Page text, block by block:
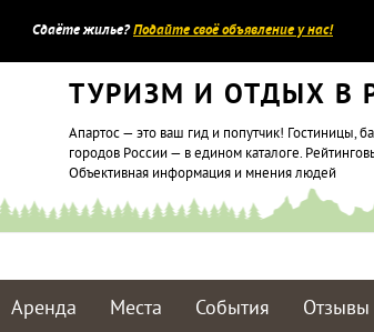
Сдаёте жилье?Подайте своё объявление у нас!
ТУРИЗМ И ОТДЫХ В
Апартос — это ваш гид и попутчик! Гостиницы,
городов России — в едином каталоге.
Объективная информация и мнения людей
Аренда Места События Отзывы